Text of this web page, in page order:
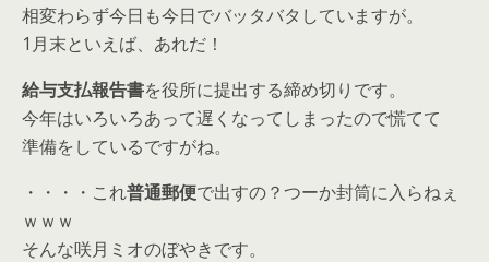
相変わらず今日も今日でバッタバタしていますが。
1月末といえば、あれだ！
給与支払報告書を役所に提出する締め切りです。
今年はいろいろあって遅くなってしまったので慌てて
準備をしているですがね。
・・・・これ普通郵便で出すの？つーか封筒に入らねぇ
ｗｗｗ
そんな咲月ミオのぼやきです。